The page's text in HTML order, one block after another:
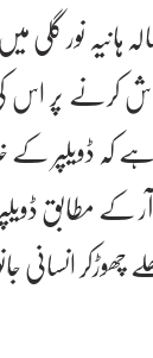
نور گلی
کرنے پر
کہ ڈویلپر
کے مطابق
چھوڑکر